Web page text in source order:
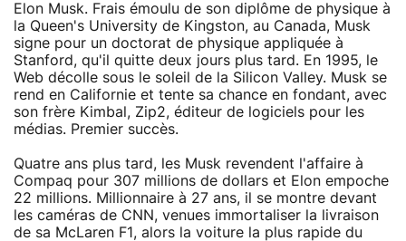
Elon Musk. Frais émoulu de son diplôme de physique à
la Queen's University de Kingston, au Canada, Musk
signe pour un doctorat de physique appliquée à
Stanford, qu'il quitte deux jours plus tard. En 1995, le
Web décolle sous le soleil de la Silicon Valley. Musk se
rend en Californie et tente sa chance en fondant, avec
son frère Kimbal, Zip2, éditeur de logiciels pour les
médias. Premier succès.
Quatre ans plus tard, les Musk revendent l'affaire à
Compaq pour 307 millions de dollars et Elon empoche
22 millions. Millionnaire à 27 ans, il se montre devant
les caméras de CNN, venues immortaliser la livraison
de sa McLaren F1, alors la voiture la plus rapide du